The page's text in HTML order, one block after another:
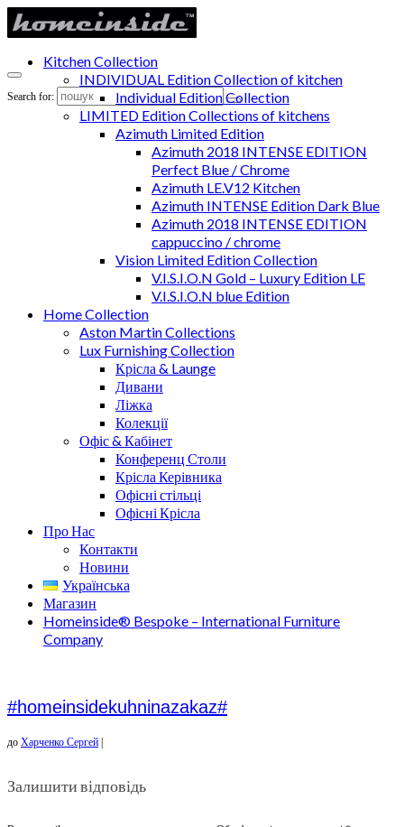
Search for:
Kitchen Collection
INDIVIDUAL Edition Collection of kitchen
Individual Edition Collection
LIMITED Edition Collections of kitchens
Azimuth Limited Edition
Azimuth 2018 INTENSE EDITION
Perfect Blue / Chrome
Azimuth LE.V12 Kitchen
Azimuth INTENSE Edition Dark Blue
Azimuth 2018 INTENSE EDITION
cappuccino / chrome
Vision Limited Edition Collection
V.I.S.I.O.N Gold – Luxury Edition LE
V.I.S.I.O.N blue Edition
Home Collection
Aston Martin Collections
Lux Furnishing Collection
Крісла & Launge
Дивани
Ліжка
Колекції
Офіс & Кабінет
Конференц Столи
Крісла Керівника
Офісні стільці
Офісні Крісла
Про Нас
Контакти
Новини
Українська
Магазин
Homeinside® Bespoke – International Furniture
Company
#homeinsidekuhninazakaz#
до Харченко Сергей
Залишити відповідь